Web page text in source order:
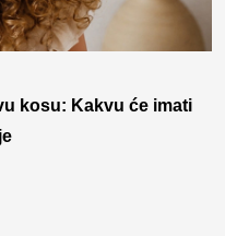
kosu: Kakvu će imati